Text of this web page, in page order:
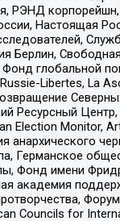
РЭНД
Настоящая
Берлин,
Фонд глобальной
Libertes, La
Ресурсный
Election Monitor,
анархического
Германское
Фонд имени
академия
Councils for